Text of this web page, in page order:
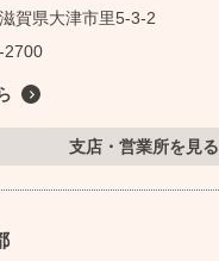
滋賀県大津市里5-3-2
2700
支店・営業所を見る